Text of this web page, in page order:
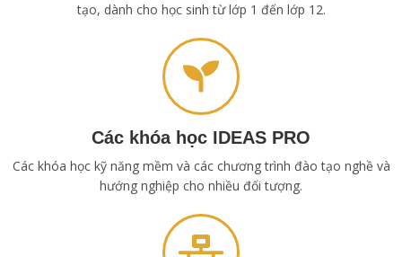
tạo, dành cho học sinh từ lớp 1 đến lớp 12.
Các khóa học IDEAS PRO
Các khóa học kỹ năng mềm và các chương trình đào tạo nghề và
hướng nghiệp cho nhiều đối tượng.